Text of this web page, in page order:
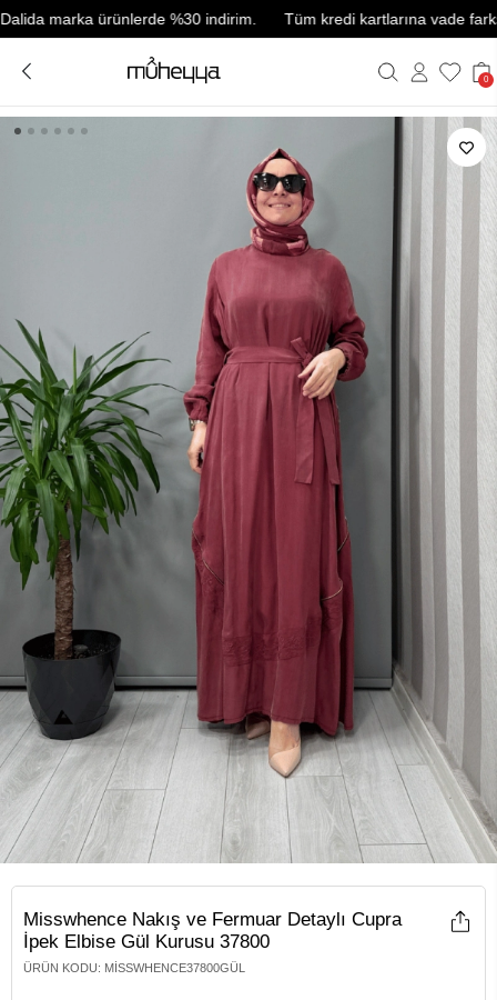
marka ürünlerde %30 indirim. Tüm kredi kartlarına vade farksız 3
0
Misswhence Nakış ve Fermuar Detaylı Cupra
İpek Elbise Gül Kurusu 37800
ÜRÜN KODU: MISSWHENCE37800GÜL